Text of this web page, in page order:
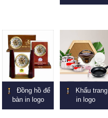
Đồng hồ để
bàn in logo
Khẩu trang
in logo